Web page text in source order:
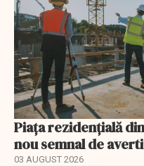
Piața rezidențială
nou semnal de
03 AUGUST 2026